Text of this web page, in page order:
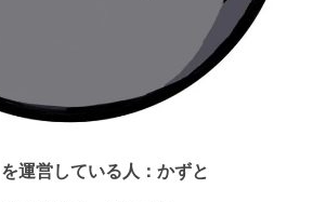
運営している人：かずと